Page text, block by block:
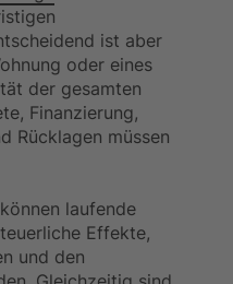
ist aber
oder eines
der gesamten
Finanzierung,
Rücklagen müssen
laufende
Effekte,
und den